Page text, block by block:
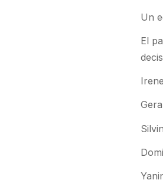
Un
El